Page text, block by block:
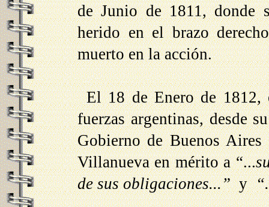
de Junio de 1811, donde
herido en el brazo
muerto en la acción.
El 18 de Enero de 1812,
fuerzas argentinas, desde
Gobierno de Buenos Aires
Villanueva en mérito a “...
de sus obligaciones...”y